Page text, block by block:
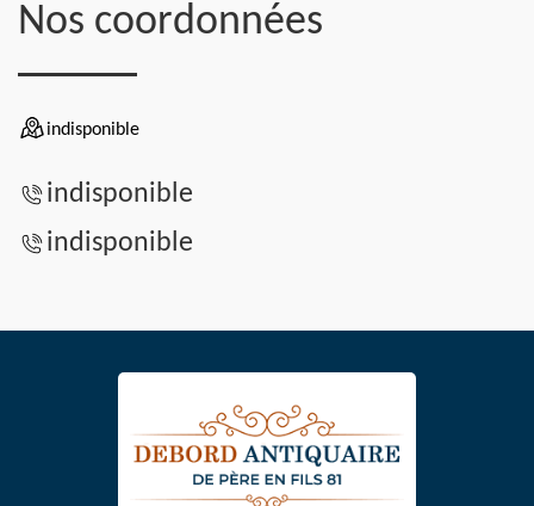
Nos coordonnées
indisponible
indisponible
indisponible